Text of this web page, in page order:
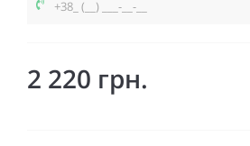
2 220 грн.